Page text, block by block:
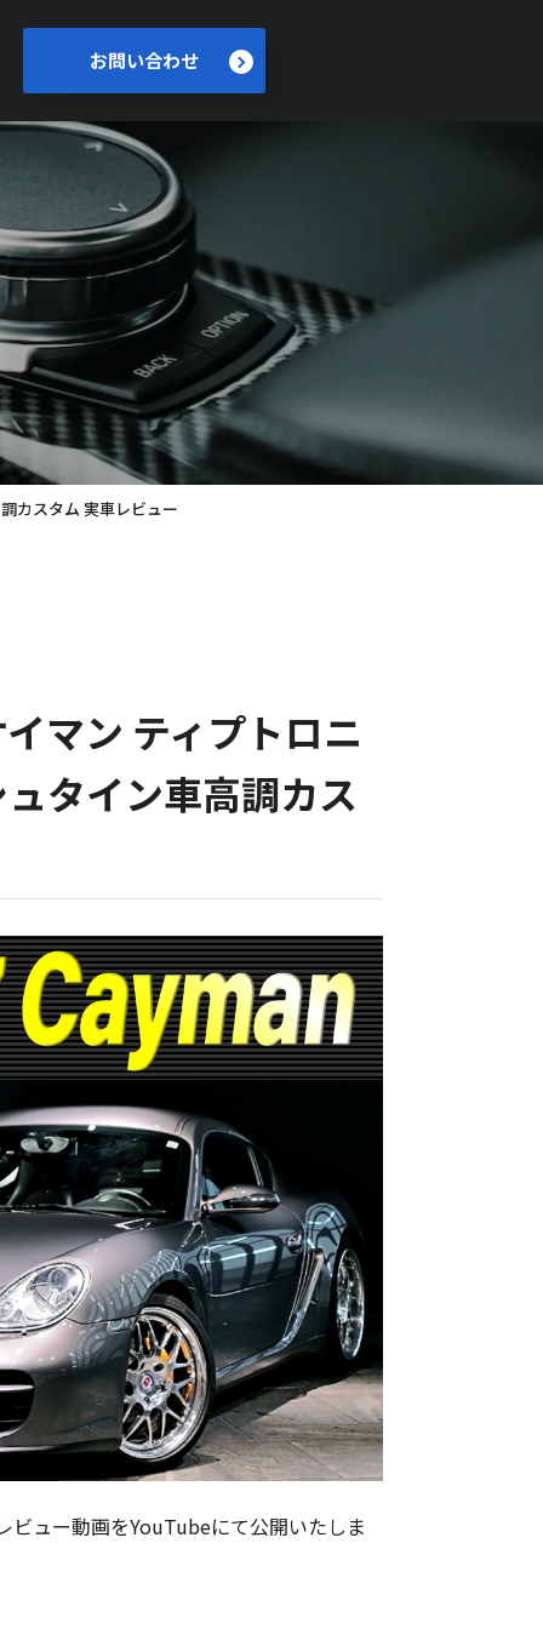
お問い合わせ
カスタム 実車レビュー
マン ティプトロニ
タイン車高調カス
ビュー動画をYouTubeにて公開いたしま